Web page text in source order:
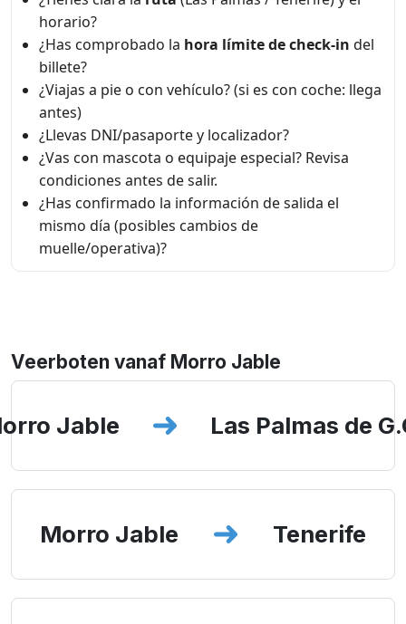
horario?
¿Has comprobado la hora límite de check-in del
billete?
¿Viajas a pie o con vehículo? (si es con coche: llega
antes)
¿Llevas DNI/pasaporte y localizador?
¿Vas con mascota o equipaje especial? Revisa
condiciones antes de salir.
¿Has confirmado la información de salida el
mismo día (posibles cambios de
muelle/operativa)?
Veerboten vanaf Morro Jable
Jable Las Palmas de
Morro Jable Tenerife